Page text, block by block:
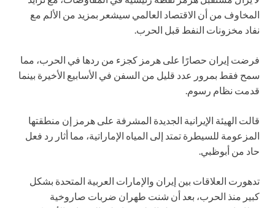
المخاوف من أن الاقتصاد العالمي سيشعر بمزيد من الألم مع
نفاد مخزونات النفط قبل الحرب.
فرضت إيران حصارًا على هرمز كجزء من ردها في الحرب، مما
سمح فقط بمرور عدد قليل من السفن في الأسابيع الأخيرة بينما
قدمت نظام رسوم.
قالت الهيئة الإيرانية الجديدة المشرفة على هرمز إن منطقتها
المزعومة للسيطرة تمتد إلى المياه الإماراتية، مما أثار رد فعل
حاد من أبوظبي.
تدهورت العلاقات بين إيران والإمارات العربية المتحدة بشكل
كبير منذ الحرب، بعد أن شنت طهران ضربات صاروخية